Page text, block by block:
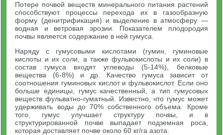
Потере почвой веществ минерального питания растений
способствуют процессы перехода их в газообразную
форму (денитрификация) и выделение в атмосферу —
водная и ветровая эрозии. Показателем плодородия
почвы является содержание в ней гумуса.
Наряду с гумусовыми кислотами (гумин, гуминовые
кислоты и их соли, а также фульвокислоты и их соли) в
состав гумуса входят углеводы (5-14%), белковые
вещества (6-8%) и др. Качество гумуса зависит от
соотношения гуминовых кислот и фульвокислот. Если оно
больше единицы, гумус качественный, а тип гумусовых
веществ фульватно-гуматный. Известно, что гумус может
удерживать воды до 70% собственного объема. Кроме
того, гумус улучшает структуру почвы, и в
структурированной почве выпадает подземная роса,
которая доставляет почве около 60 кг/га азота.